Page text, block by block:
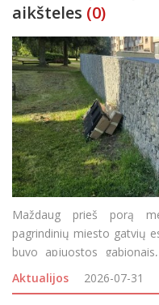
aikšteles (0)
Maždaug prieš porą
pagrindinių miesto gatvių
buvo apjuostos
miesto vaizdo
Aktualijos 2026-07-31